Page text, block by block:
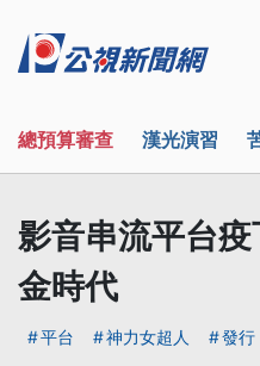
總預算審查 漢光演習
影音串流平台
金時代
平台 神力女超人 發行